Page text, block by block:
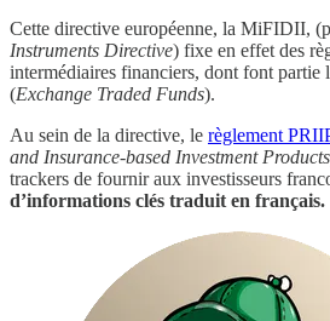
Cette directive européenne, la MiFIDII,
Instruments Directive) fixe en effet des
intermédiaires financiers, dont font partie
(Exchange Traded Funds).
Au sein de la directive, le règlement
and Insurance-based Investment Products
trackers de fournir aux investisseurs
d’informations clés traduit en français.